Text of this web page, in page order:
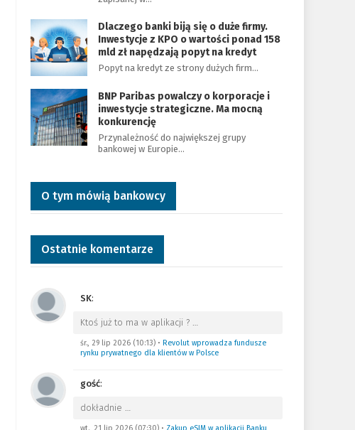
Dlaczego banki biją się o duże firmy.
Inwestycje z KPO o wartości ponad 158
mld zł napędzają popyt na kredyt
Popyt na kredyt ze strony dużych firm…
BNP Paribas powalczy o korporacje i
inwestycje strategiczne. Ma mocną
konkurencję
Przynależność do największej grupy
bankowej w Europie…
O tym mówią bankowcy
Ostatnie komentarze
SK:
Ktoś już to ma w aplikacji ? …
śr., 29 lip 2026 (10:13)• Revolut wprowadza fundusze
rynku prywatnego dla klientów w Polsce
gość:
dokładnie …